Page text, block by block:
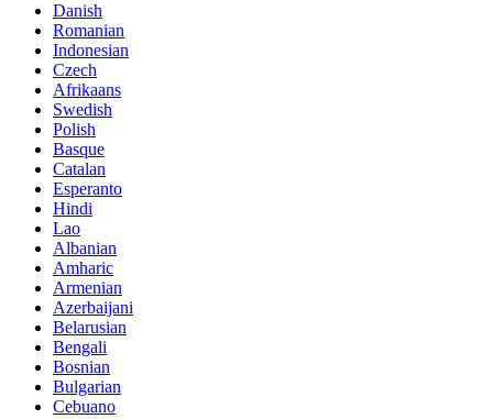
Danish
Romanian
Indonesian
Czech
Afrikaans
Swedish
Polish
Basque
Catalan
Esperanto
Hindi
Lao
Albanian
Amharic
Armenian
Azerbaijani
Belarusian
Bengali
Bosnian
Bulgarian
Cebuano